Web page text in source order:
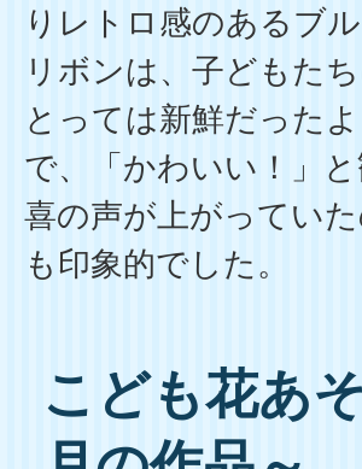
りレトロ感のあるブ
リボンは、子どもた
とっては新鮮だったよ
で、「かわいい！」
喜の声が上がってい
も印象的でした。
こども花あ